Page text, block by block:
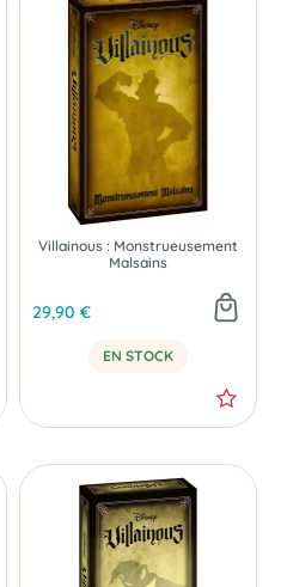
Villainous : Monstrueusement
Malsains
29,90 €
EN STOCK